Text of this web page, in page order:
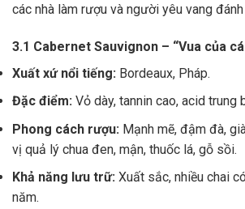
các nhà làm rượu và người yêu vang
3.1 Cabernet Sauvignon – “Vua của
Xuất xứ nổi tiếng: Bordeaux, Pháp.
Đặc điểm: Vỏ dày, tannin cao, acid trung
Phong cách rượu: Mạnh mẽ, đậm đà,
vị quả lý chua đen, mận, thuốc lá, gỗ sồi.
Khả năng lưu trữ: Xuất sắc, nhiều chai
năm.